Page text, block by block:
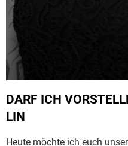
DARF ICH
LIN
Heute möchte ich euch